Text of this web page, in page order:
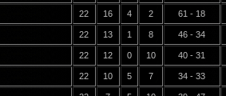
22 16 4 2 61 - 18
22 13 1 8 46 - 34
22 12 0 10 40 - 31
22 10 5 7 34 - 33